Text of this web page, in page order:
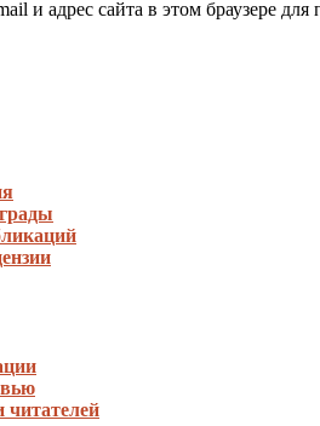
и адрес сайта в этом браузере
читателей